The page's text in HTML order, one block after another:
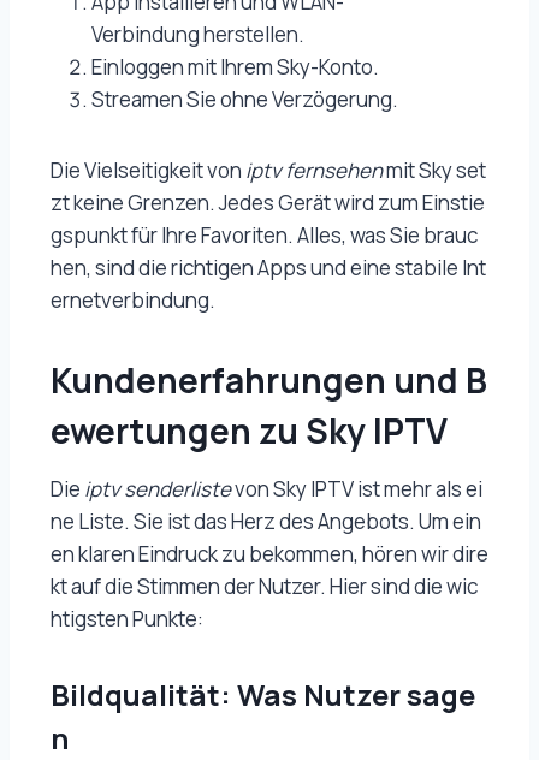
Verbindung herstellen.
Einloggen mit Ihrem Sky-Konto.
Streamen Sie ohne Verzögerung.
Die Vielseitigkeit von iptv fernsehenmit Sky set
zt keine Grenzen. Jedes Gerät wird zum Einstie
gspunkt für Ihre Favoriten. Alles, was Sie brauc
hen, sind die richtigen Apps und eine stabile Int
ernetverbindung.
Kundenerfahrungen und B
ewertungen zu Sky IPTV
Die iptv senderlistevon Sky IPTV ist mehr als ei
ne Liste. Sie ist das Herz des Angebots. Um ein
en klaren Eindruck zu bekommen, hören wir dire
kt auf die Stimmen der Nutzer. Hier sind die wic
htigsten Punkte:
Bildqualität: Was Nutzer sage
n